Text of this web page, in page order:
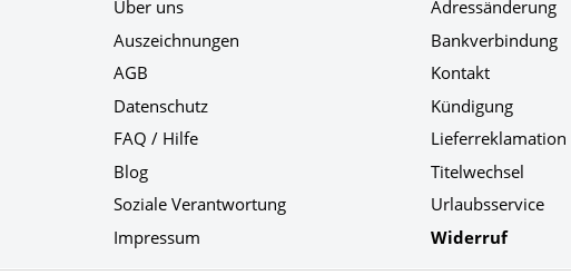
Über uns
Auszeichnungen
AGB
Datenschutz
FAQ / Hilfe
Blog
Soziale Verantwortung
Impressum
Adressänderung
Bankverbindung
Kontakt
Kündigung
Lieferreklamation
Titelwechsel
Urlaubsservice
Widerruf